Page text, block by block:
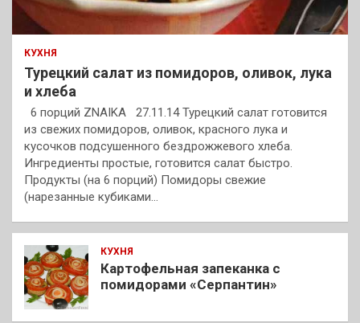
КУХНЯ
Турецкий салат из помидоров, оливок, лука
и хлеба
6 порций ZNAIKA 27.11.14 Турецкий салат готовится
из свежих помидоров, оливок, красного лука и
кусочков подсушенного бездрожжевого хлеба.
Ингредиенты простые, готовится салат быстро.
Продукты (на 6 порций) Помидоры свежие
(нарезанные кубиками…
КУХНЯ
Картофельная запеканка с
помидорами «Серпантин»